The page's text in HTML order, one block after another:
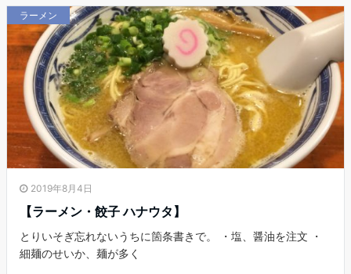
ラーメン
2019年8月4日
【ラーメン・餃子 ハナウタ】
とりいそぎ忘れないうちに箇条書きで。 ・塩、醤油を注文 ・
細麺のせいか、麺が多く